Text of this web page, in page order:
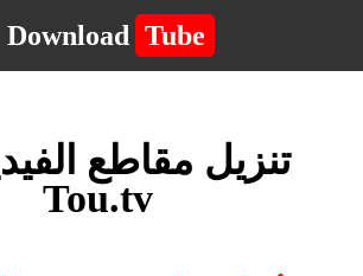
Download Tube
تنزيل مقاطع
Tou.tv